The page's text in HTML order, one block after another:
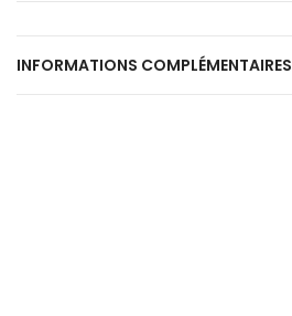
INFORMATIONS COMPLÉMENTAIRES